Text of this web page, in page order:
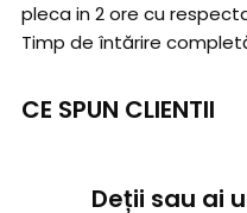
pleca in 2 ore cu
Timp de întărire
CE SPUN CLIENTII
Deții sau ai